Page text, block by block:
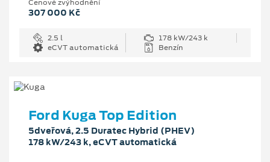
Cenové zvýhodnění
307 000 Kč
2.5 l
178 kW/243 k
eCVT automatická
Benzín
Ford Kuga Top Edition
5dveřová, 2.5 Duratec Hybrid (PHEV)
178 kW/243 k, eCVT automatická